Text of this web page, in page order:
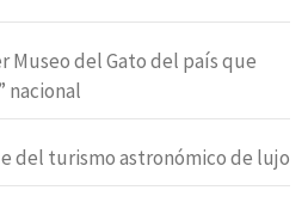
Museo del Gato del país que
nacional
del turismo astronómico de lujo